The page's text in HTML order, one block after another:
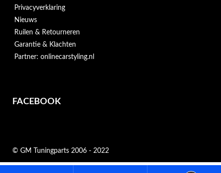
Privacyverklaring
Nieuws
Ruilen & Retourneren
Garantie & Klachten
Partner: onlinecarstyling.nl
FACEBOOK
© GM Tuningparts 2006 - 2022